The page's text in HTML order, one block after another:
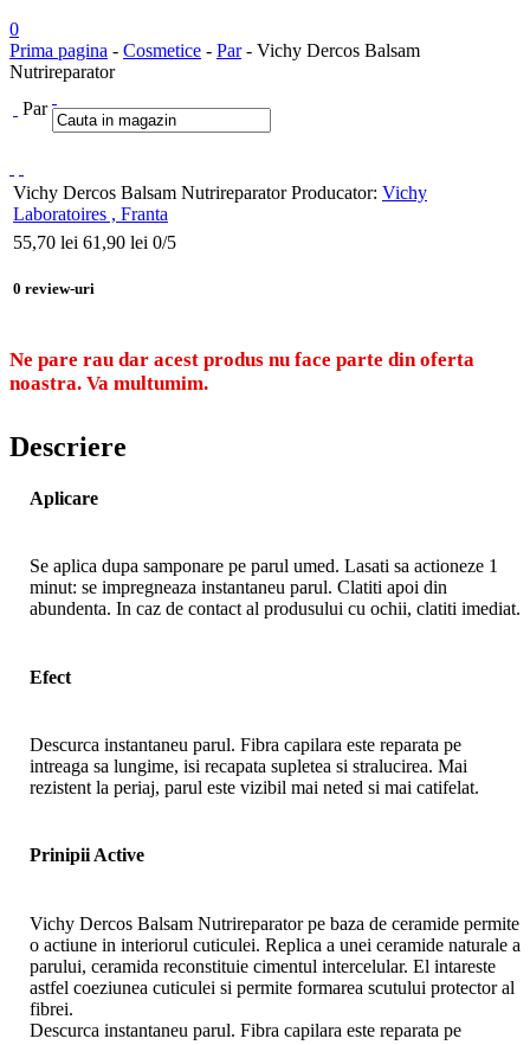
0
Prima pagina - Cosmetice - Par- Vichy Dercos Balsam
Nutrireparator
Par
Vichy Dercos Balsam Nutrireparator Producator: Vichy
Laboratoires , Franta
55,70 lei 61,90 lei 0/5
0 review-uri
Ne pare rau dar acest produs nu face parte din oferta
noastra. Va multumim.
Descriere
Aplicare
Se aplica dupa samponare pe parul umed. Lasati sa actioneze 1
minut: se impregneaza instantaneu parul. Clatiti apoi din
abundenta. In caz de contact al produsului cu ochii, clatiti imediat.
Efect
Descurca instantaneu parul. Fibra capilara este reparata pe
intreaga sa lungime, isi recapata supletea si stralucirea. Mai
rezistent la periaj, parul este vizibil mai neted si mai catifelat.
Prinipii Active
Vichy Dercos Balsam Nutrireparator pe baza de ceramide permite
o actiune in interiorul cuticulei. Replica a unei ceramide naturale a
parului, ceramida reconstituie cimentul intercelular. El intareste
astfel coeziunea cuticulei si permite formarea scutului protector al
fibrei.
Descurca instantaneu parul. Fibra capilara este reparata pe